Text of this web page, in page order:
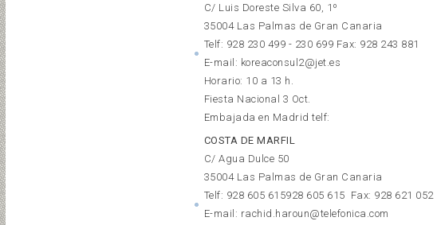
C/ Luis Doreste Silva 60, 1º
35004 Las Palmas de Gran Canaria
Telf: 928 230 499 - 230 699 Fax: 928 243 881
E-mail: koreaconsul2@jet.es
Horario: 10 a 13 h.
Fiesta Nacional 3 Oct.
Embajada en Madrid telf:
COSTA DE MARFIL
C/ Agua Dulce 50
35004 Las Palmas de Gran Canaria
Telf: 928 605 615928 605 615 Fax: 928 621 052
E-mail: rachid.haroun@telefonica.com